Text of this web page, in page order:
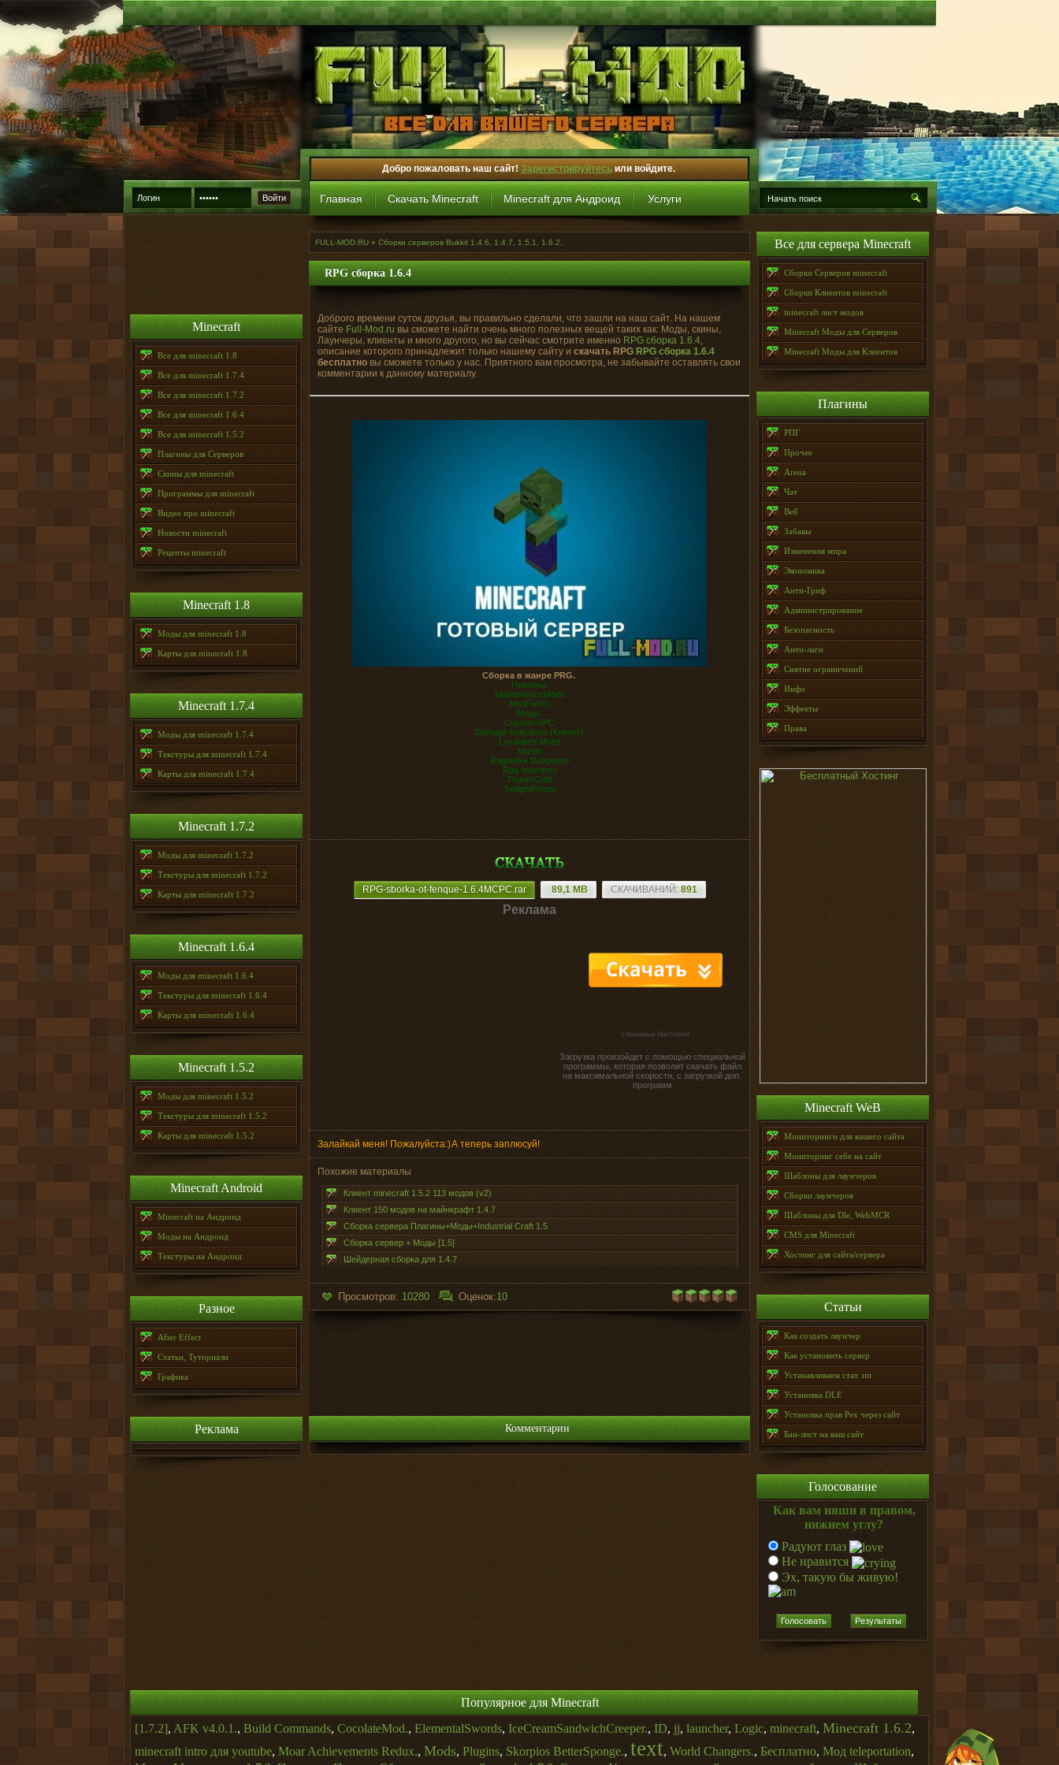
Войти
Добро пожаловать наш сайт!Зарегистрируйтесьили войдите.
Главная Скачать Minecraft Minecraft для Андроид Услуги
Minecraft
Все для minecraft 1.8
Все для minecraft 1.7.4
Все для minecraft 1.7.2
Все для minecraft 1.6.4
Все для minecraft 1.5.2
Плагины для Серверов
Скины для minecraft
Программы для minecraft
Видео про minecraft
Новости minecraft
Рецепты minecraft
Minecraft 1.8
Моды для minecraft 1.8
Карты для minecraft 1.8
Minecraft 1.7.4
Моды для minecraft 1.7.4
Текстуры для minecraft 1.7.4
Карты для minecraft 1.7.4
Minecraft 1.7.2
Моды для minecraft 1.7.2
Текстуры для minecraft 1.7.2
Карты для minecraft 1.7.2
Minecraft 1.6.4
Моды для minecraft 1.6.4
Текстуры для minecraft 1.6.4
Карты для minecraft 1.6.4
Minecraft 1.5.2
Моды для minecraft 1.5.2
Текстуры для minecraft 1.5.2
Карты для minecraft 1.5.2
Minecraft Android
Minecraft на Андроид
Моды на Андроид
Текстуры на Андроид
Разное
After Effect
Статьи, Туториали
Графика
Реклама
Все для сервера Minecraft
Сборки Серверов minecraft
Сборки Клиентов minecraft
minecraft лист модов
Minecraft Моды для Серверов
Minecraft Моды для Клиентов
Плагины
РПГ
Прочее
Arena
Чат
Веб
Забавы
Изменения мира
Экономика
Анти-Гриф
Администрирование
Безопасность
Анти-лаги
Снятие ограничений
Инфо
Эффекты
Права
Minecraft WeB
Мониторинги для вашего сайта
Мониторинг себе на сайт
Шаблоны для лаунчеров
Сборки лаунчеров
Шаблоны для Dle, WebMCR
CMS для Minecraft
Хостинг для сайта/сервера
Статьи
Как создать лаунчер
Как установить сервер
Устанавливаем стат. ип
Установка DLE
Установка прав Pex через сайт
Бан-лист на ваш сайт
Голосование
Как вам няши в правом,
нижнем углу?
Радуют глаз
Не нравится
Эх, такую бы живую!
Голосовать Результаты
FULL-MOD.RU » Сборки серверов Bukkit 1.4.6, 1.4.7, 1.5.1, 1.6.2,
RPG сборка 1.6.4
Доброго времени суток друзья, вы правильно сделали, что зашли на наш сайт. На нашем
сайте Full-Mod.ru вы сможете найти очень много полезных вещей таких как: Моды, скины,
Лаунчеры, клиенты и много другого, но вы сейчас смотрите именно RPG сборка 1.6.4,
описание которого принадлежит только нашему сайту и скачать RPG RPG сборка 1.6.4
бесплатно вы сможете только у нас. Приятного вам просмотра, не забывайте оставлять свои
комментарии к данному материалу.
Сборка в жанре PRG.
Плагины:
MaintenanceMode
ModFixNG
Моды:
Custom NPC
Damage Indicators (Клиент)
Lycanite's Mobs
Morph
Roguelike Dungeons
Rpg Inventory
ThaumCraft
TwilightForest
RPG-sborka-ot-fenque-1.6.4MCPC.rar 89,1 MB CКАЧИВАНИЙ: 891
Реклама
Загрузка произойдет с помощью специальной
программы, которая позволит скачать файл
на максимальной скорости, с загрузкой доп.
программ
Залайкай меня! Пожалуйста:)А теперь заплюсуй!
Похожие материалы
Клиент minecraft 1.5.2 113 модов (v2)
Клиент 150 модов на майнкрафт 1.4.7
Сборка сервера Плагины+Моды+Industrial Craft 1.5
Сборка сервер + Моды [1.5]
Шейдерная сборка для 1.4.7
Просмотров: 10280 Оценок:10
Комментарии
Популярное для Minecraft
[1.7.2], AFK v4.0.1., Build Commands, CocolateMod., ElementalSwords, IceCreamSandwichCreeper., ID, jj, launcher, Logic, minecraft, Minecraft 1.6.2,
minecraft intro для youtube, Moar Achievements Redux., Mods, Plugins, Skorpios BetterSponge., text, World Changers., Бесплатно, Мод teleportation,